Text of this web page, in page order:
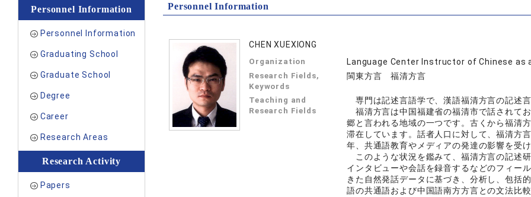
Personnel Information
Personnel Information
Graduating School
Graduate School
Degree
Career
Research Areas
Research Activity
Papers
Personnel Information
CHEN XUEXIONG
Organization Language Center Instructor of Chinese as
Research Fields,
Keywords
閩東方言 福清方言
Teaching and
Research Fields
専門は記述言語学で、漢語福清方言の記述
福清方言は中国福建省の福清市で話されて
郷と言われる地域の一つです。古くから福清
滞在しています。話者人口に対して、福清方
年、共通語教育やメディアの発達の影響を受
このような状況を鑑みて、福清方言の記述
インタビューや会話を録音するなどのフィー
きた自然発話データに基づき、分析し、包括
語の共通語および中国語南方方言との文法比